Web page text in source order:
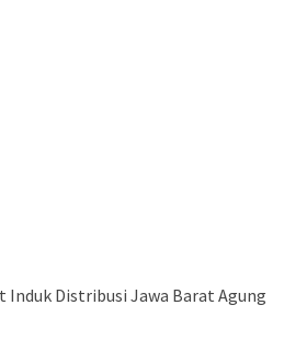
Induk Distribusi Jawa Barat Agung